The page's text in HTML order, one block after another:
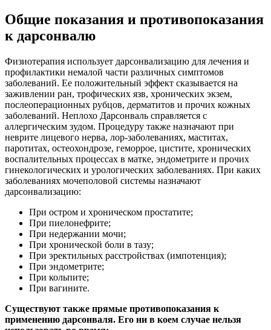
Общие показания и противопоказания
к дарсонвалю
Физиотерапия использует дарсонвализацию для лечения и
профилактики немалой части различных симптомов
заболеваний. Ее положительный эффект сказывается на
заживлении ран, трофических язв, хронических экзем,
послеоперационных рубцов, дерматитов и прочих кожных
заболеваний. Неплохо Дарсонваль справляется с
аллергическим зудом. Процедуру также назначают при
неврите лицевого нерва, лор-заболеваниях, маститах,
паротитах, остеохондрозе, геморрое, цистите, хронических
воспалительных процессах в матке, эндометрите и прочих
гинекологических и урологических заболеваниях. При каких
заболеваниях мочеполовой системы назначают
дарсонвализацию:
При остром и хроническом простатите;
При пиелонефрите;
При недержании мочи;
При хронической боли в тазу;
При эректильных расстройствах (импотенция);
При эндометрите;
При кольпите;
При вагините.
Существуют также прямые противопоказания к
применению дарсонваля. Его ни в коем случае нельзя